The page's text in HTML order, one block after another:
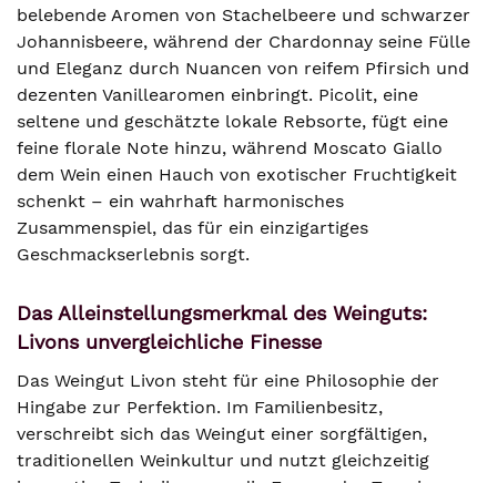
belebende Aromen von Stachelbeere und schwarzer
Johannisbeere, während der Chardonnay seine Fülle
und Eleganz durch Nuancen von reifem Pfirsich und
dezenten Vanillearomen einbringt. Picolit, eine
seltene und geschätzte lokale Rebsorte, fügt eine
feine florale Note hinzu, während Moscato Giallo
dem Wein einen Hauch von exotischer Fruchtigkeit
schenkt – ein wahrhaft harmonisches
Zusammenspiel, das für ein einzigartiges
Geschmackserlebnis sorgt.
Das Alleinstellungsmerkmal des Weinguts:
Livons unvergleichliche Finesse
Das Weingut Livon steht für eine Philosophie der
Hingabe zur Perfektion. Im Familienbesitz,
verschreibt sich das Weingut einer sorgfältigen,
traditionellen Weinkultur und nutzt gleichzeitig